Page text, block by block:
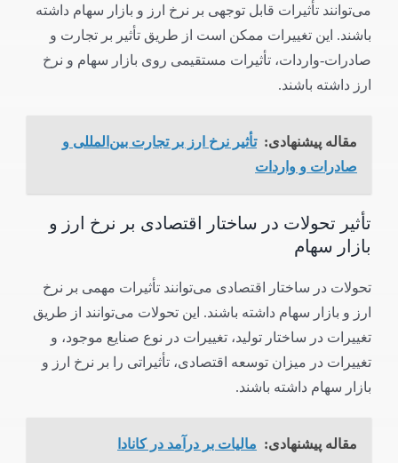
می‌توانند تأثیرات قابل توجهی بر نرخ ارز و بازار سهام داشته
باشند. این تغییرات ممکن است از طریق تأثیر بر تجارت و
صادرات-واردات، تأثیرات مستقیمی روی بازار سهام و نرخ
ارز داشته باشند.
مقاله پیشنهادی: تأثیر نرخ ارز بر تجارت بین‌المللی و
صادرات و واردات
تأثیر تحولات در ساختار اقتصادی بر نرخ ارز و
بازار سهام
تحولات در ساختار اقتصادی می‌توانند تأثیرات مهمی بر نرخ
ارز و بازار سهام داشته باشند. این تحولات می‌توانند از طریق
تغییرات در ساختار تولید، تغییرات در نوع صنایع موجود، و
تغییرات در میزان توسعه اقتصادی، تأثیراتی را بر نرخ ارز و
بازار سهام داشته باشند.
مقاله پیشنهادی: مالیات بر درآمد در کانادا